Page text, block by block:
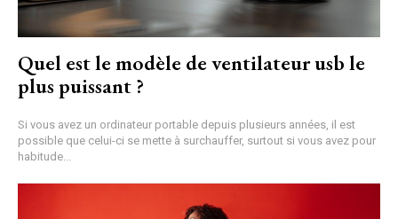
Quel est le modèle de ventilateur usb le
plus puissant ?
Si vous avez un ordinateur portable depuis plusieurs années, il est
possible que celui-ci se mette à surchauffer, surtout si vous avez pour
habitude...